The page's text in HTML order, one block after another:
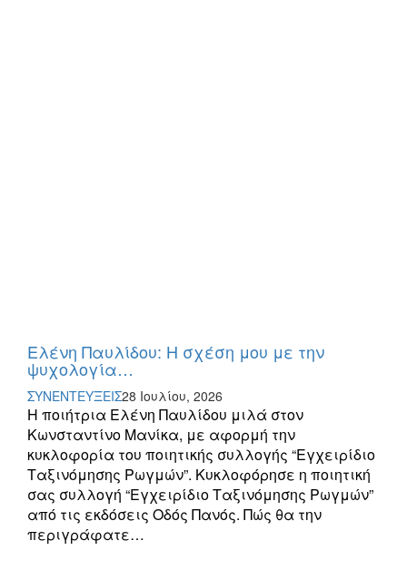
Ελένη Παυλίδου: Η σχέση μου με την
ψυχολογία…
ΣΥΝΕΝΤΕΥΞΕΙΣ28 Ιουλίου, 2026
Η ποιήτρια Ελένη Παυλίδου μιλά στον
Κωνσταντίνο Μανίκα, με αφορμή την
κυκλοφορία του ποιητικής συλλογής “Εγχειρίδιο
Ταξινόμησης Ρωγμών”. Κυκλοφόρησε η ποιητική
σας συλλογή “Εγχειρίδιο Ταξινόμησης Ρωγμών”
από τις εκδόσεις Οδός Πανός. Πώς θα την
περιγράφατε…